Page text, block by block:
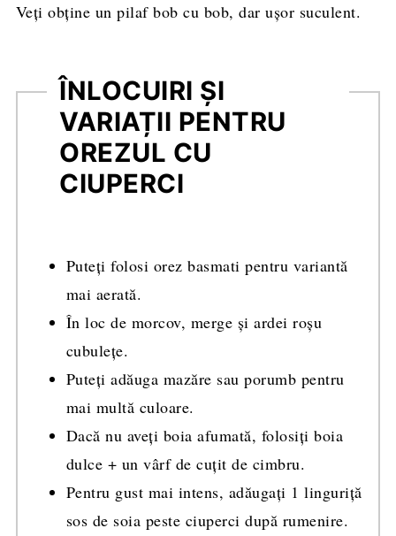
Veți obține un pilaf bob cu bob, dar ușor suculent.
ÎNLOCUIRI ȘI
VARIAȚII PENTRU
OREZUL CU
CIUPERCI
Puteți folosi orez basmati pentru variantă
mai aerată.
În loc de morcov, merge și ardei roșu
cubulețe.
Puteți adăuga mazăre sau porumb pentru
mai multă culoare.
Dacă nu aveți boia afumată, folosiți boia
dulce + un vârf de cuțit de cimbru.
Pentru gust mai intens, adăugați 1 linguriță
sos de soia peste ciuperci după rumenire.